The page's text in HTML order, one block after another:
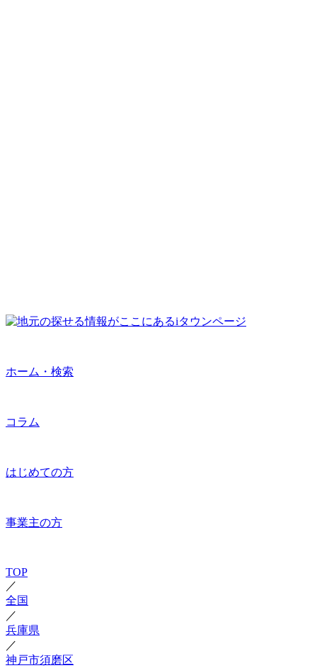
ホーム・検索
コラム
はじめての方
事業主の方
TOP
／
全国
／
兵庫県
／
神戸市須磨区